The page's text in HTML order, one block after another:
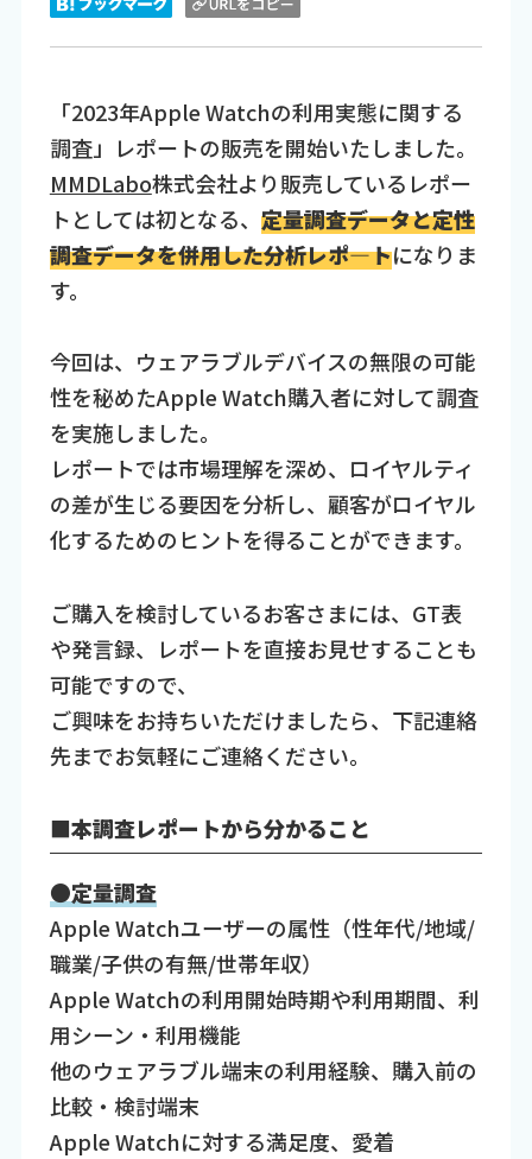
「2023年Apple Watchの利用実態に関する
調査」レポートの販売を開始いたしました。
MMDLabo株式会社より販売しているレポー
トとしては初となる、 定量調査データと定性
調査データを併用した分析レポ―トになりま
す。
今回は、ウェアラブルデバイスの無限の可能
性を秘めたApple Watch購入者に対して調査
を実施しました。
レポートでは市場理解を深め、ロイヤルティ
の差が生じる要因を分析し、顧客がロイヤル
化するためのヒントを得ることができます。
ご購入を検討しているお客さまには、GT表
や発言録、レポートを直接お見せすることも
可能ですので、
ご興味をお持ちいただけましたら、下記連絡
先までお気軽にご連絡ください。
■本調査レポートから分かること
●定量調査
Apple Watchユーザーの属性（性年代/地域/
職業/子供の有無/世帯年収）
Apple Watchの利用開始時期や利用期間、利
用シーン・利用機能
他のウェアラブル端末の利用経験、購入前の
比較・検討端末
Apple Watchに対する満足度、愛着